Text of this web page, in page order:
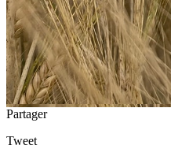
Partager
Tweet